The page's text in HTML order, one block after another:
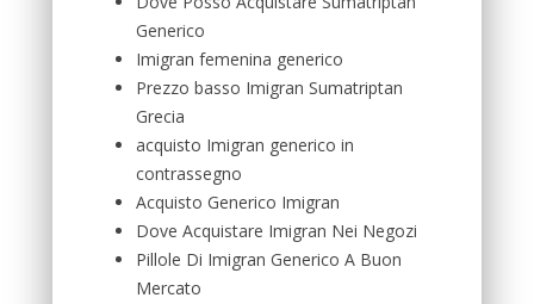
Generico
Imigran femenina generico
Prezzo basso Imigran Sumatriptan
Grecia
acquisto Imigran generico in
contrassegno
Acquisto Generico Imigran
Dove Acquistare Imigran Nei Negozi
Pillole Di Imigran Generico A Buon
Mercato